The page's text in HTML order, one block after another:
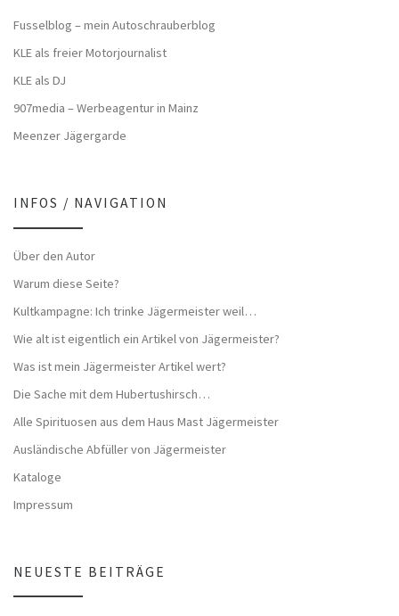
Fusselblog – mein Autoschrauberblog
KLE als freier Motorjournalist
KLE als DJ
907media – Werbeagentur in Mainz
Meenzer Jägergarde
INFOS / NAVIGATION
Über den Autor
Warum diese Seite?
Kultkampagne: Ich trinke Jägermeister weil…
Wie alt ist eigentlich ein Artikel von Jägermeister?
Was ist mein Jägermeister Artikel wert?
Die Sache mit dem Hubertushirsch…
Alle Spirituosen aus dem Haus Mast Jägermeister
Ausländische Abfüller von Jägermeister
Kataloge
Impressum
NEUESTE BEITRÄGE